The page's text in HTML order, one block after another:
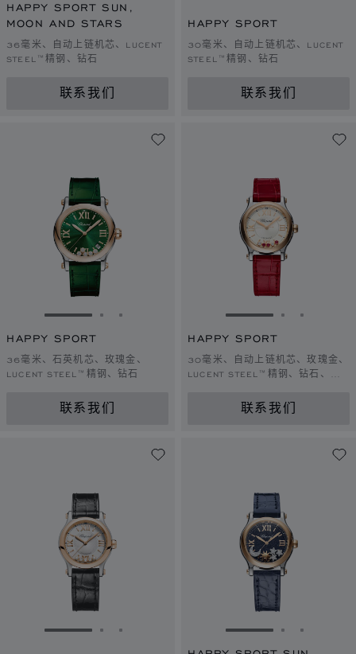
HAPPY SPORT SUN,
MOON AND STARS
36毫米、自动上链机芯、LUCENT
STEEL™精钢、钻石
联系我们
HAPPY SPORT
30毫米、自动上链机芯、LUCENT
STEEL™精钢、钻石
联系我们
转到幻灯片 1转到幻灯片 2
转到幻灯片 3
HAPPY SPORT
36毫米、石英机芯、玫瑰金、
LUCENT STEEL™精钢、钻石
联系我们
转到幻灯片 1转到幻灯
转到幻
HAPPY SPORT
30毫米、自动上链机芯、玫瑰金、
LUCENT STEEL™精钢、钻石、红
联系我们
转到幻灯片 1转到幻灯片 2
转到幻灯片 3 转到幻灯片 1转到幻灯
转到幻